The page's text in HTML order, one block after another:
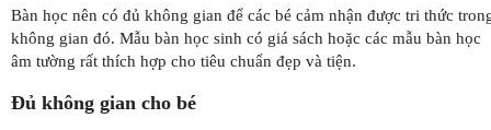
Bàn học nên có đủ không gian để các bé cảm nhận được tri thức
không gian đó. Mẫu bàn học sinh có giá sách hoặc các mẫu bàn học
âm tường rất thích hợp cho tiêu chuẩn đẹp và tiện.
Đủ không gian cho bé